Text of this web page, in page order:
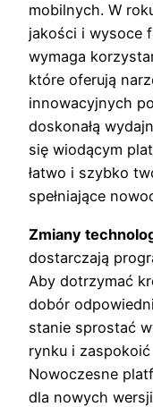
mobilnych. W
jakości i wysoce
wymaga
które oferują
innowacyjnych
doskonałą
się wiodącym
łatwo i szybko
spełniające
Zmiany
dostarczają
Aby dotrzymać
dobór
stanie sprostać
rynku i
Nowoczesne
dla nowych